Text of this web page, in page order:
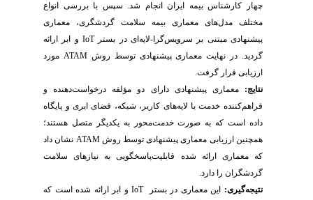
چهارکارشناس بیمه ایران انجام شد. سپس با بررسی انواع
مختلف مدل‌های معماری بیمه سلامت گردشگری، معماری
پیشنهادی مبتنی بر سرویس‌گرا-لایه‌ای در بسترIoT و ابر ارائه
گردید. در نهایت معماری پیشنهادی توسط روش ATAM مورد
ارزیابی قرار گرفت.
نتایج:معماری پیشنهادی دارای دو مؤلفه درخواست‌دهنده و
فراهم‌کننده خدمت با لایه‌های کاربر، شبکه، فضای ابری و پایگاه
داده است که به صورت خدمت‌محور به یکدیگر متصل هستند؛
همچنین ارزیابی معماری پیشنهادی توسط روشATAM نشان داد
که معماری ارائه شده قابلیت‌پاسخگویی به نیازهای سلامت
گردشگران را دارد.
نتیجه‌گیری:این معماری در بستر IoT و ابر ارائه شده است که